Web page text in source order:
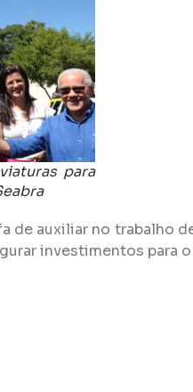
para
auxiliar no trabalho
investimentos para